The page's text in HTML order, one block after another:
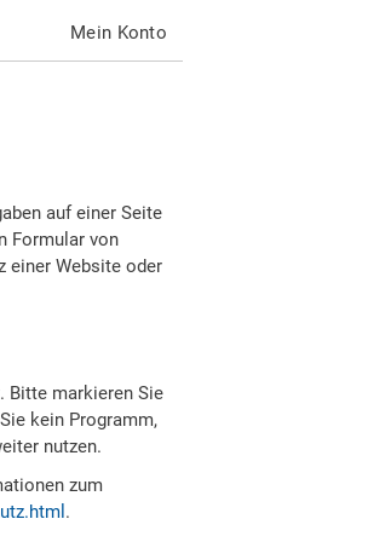
Mein Konto
auf einer Seite
Formular von
einer Website oder
Bitte markieren Sie
kein Programm,
nutzen.
zum
.